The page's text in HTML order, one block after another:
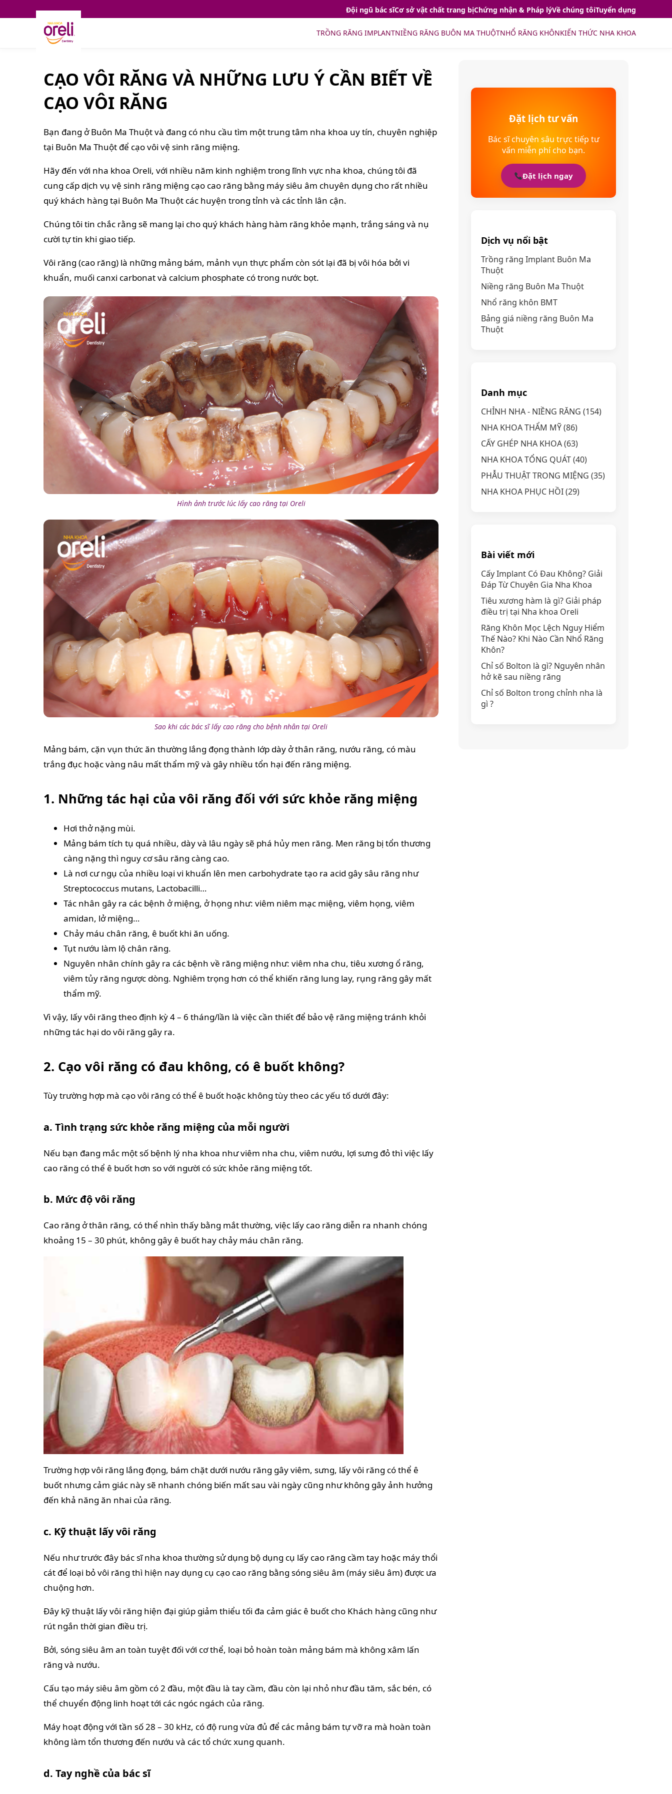
Đội ngũ bác sĩCơ sở vật chất trang bịChứng nhận & Pháp lýVề chúng tôiTuyển dụng
TRỒNG RĂNG IMPLANTNIỀNG RĂNG BUÔN MA THUỘTNHỔ RĂNG KHÔNKIẾN THỨC NHA KHOA
CẠO VÔI RĂNG VÀ NHỮNG LƯU Ý CẦN BIẾT VỀ
CẠO VÔI RĂNG
Bạn đang ở Buôn Ma Thuột và đang có nhu cầu tìm một trung tâm nha khoa uy tín, chuyên nghiệp
tại Buôn Ma Thuột để cạo vôi vệ sinh răng miệng.
Hãy đến với nha khoa Oreli, với nhiều năm kinh nghiệm trong lĩnh vực nha khoa, chúng tôi đã
cung cấp dịch vụ vệ sinh răng miệng cạo cao răng bằng máy siêu âm chuyên dụng cho rất nhiều
quý khách hàng tại Buôn Ma Thuột các huyện trong tỉnh và các tỉnh lân cận.
Chúng tôi tin chắc rằng sẽ mang lại cho quý khách hàng hàm răng khỏe mạnh, trắng sáng và nụ
cười tự tin khi giao tiếp.
Vôi răng (cao răng) là những mảng bám, mảnh vụn thực phẩm còn sót lại đã bị vôi hóa bởi vi
khuẩn, muối canxi carbonat và calcium phosphate có trong nước bọt.
Hình ảnh trước lúc lấy cao răng tại Oreli
Sao khi các bác sĩ lấy cao răng cho bệnh nhân tại Oreli
Mảng bám, cặn vụn thức ăn thường lắng đọng thành lớp dày ở thân răng, nướu răng, có màu
trắng đục hoặc vàng nâu mất thẩm mỹ và gây nhiều tổn hại đến răng miệng.
1. Những tác hại của vôi răng đối với sức khỏe răng miệng
Hơi thở nặng mùi.
Mảng bám tích tụ quá nhiều, dày và lâu ngày sẽ phá hủy men răng. Men răng bị tổn thương
càng nặng thì nguy cơ sâu răng càng cao.
Là nơi cư ngụ của nhiều loại vi khuẩn lên men carbohydrate tạo ra acid gây sâu răng như
Streptococcus mutans, Lactobacilli…
Tác nhân gây ra các bệnh ở miệng, ở họng như: viêm niêm mạc miệng, viêm họng, viêm
amidan, lở miệng…
Chảy máu chân răng, ê buốt khi ăn uống.
Tụt nướu làm lộ chân răng.
Nguyên nhân chính gây ra các bệnh về răng miệng như: viêm nha chu, tiêu xương ổ răng,
viêm tủy răng ngược dòng. Nghiêm trọng hơn có thể khiến răng lung lay, rụng răng gây mất
thẩm mỹ.
Vì vậy, lấy vôi răng theo định kỳ 4 – 6 tháng/lần là việc cần thiết để bảo vệ răng miệng tránh khỏi
những tác hại do vôi răng gây ra.
2. Cạo vôi răng có đau không, có ê buốt không?
Tùy trường hợp mà cạo vôi răng có thể ê buốt hoặc không tùy theo các yếu tố dưới đây:
a. Tình trạng sức khỏe răng miệng của mỗi người
Nếu bạn đang mắc một số bệnh lý nha khoa như viêm nha chu, viêm nướu, lợi sưng đỏ thì việc lấy
cao răng có thể ê buốt hơn so với người có sức khỏe răng miệng tốt.
b. Mức độ vôi răng
Cao răng ở thân răng, có thể nhìn thấy bằng mắt thường, việc lấy cao răng diễn ra nhanh chóng
khoảng 15 – 30 phút, không gây ê buốt hay chảy máu chân răng.
Trường hợp vôi răng lắng đọng, bám chặt dưới nướu răng gây viêm, sưng, lấy vôi răng có thể ê
buốt nhưng cảm giác này sẽ nhanh chóng biến mất sau vài ngày cũng như không gây ảnh hưởng
đến khả năng ăn nhai của răng.
c. Kỹ thuật lấy vôi răng
Nếu như trước đây bác sĩ nha khoa thường sử dụng bộ dụng cụ lấy cao răng cầm tay hoặc máy thổi
cát để loại bỏ vôi răng thì hiện nay dụng cụ cạo cao răng bằng sóng siêu âm (máy siêu âm) được ưa
chuộng hơn.
Đây kỹ thuật lấy vôi răng hiện đại giúp giảm thiểu tối đa cảm giác ê buốt cho Khách hàng cũng như
rút ngắn thời gian điều trị.
Bởi, sóng siêu âm an toàn tuyệt đối với cơ thể, loại bỏ hoàn toàn mảng bám mà không xâm lấn
răng và nướu.
Cấu tạo máy siêu âm gồm có 2 đầu, một đầu là tay cầm, đầu còn lại nhỏ như đầu tăm, sắc bén, có
thể chuyển động linh hoạt tới các ngóc ngách của răng.
Máy hoạt động với tần số 28 – 30 kHz, có độ rung vừa đủ để các mảng bám tự vỡ ra mà hoàn toàn
không làm tổn thương đến nướu và các tổ chức xung quanh.
d. Tay nghề của bác sĩ
Đặt lịch tư vấn
Bác sĩ chuyên sâu trực tiếp tư
vấn miễn phí cho bạn.
Đặt lịch ngay
Dịch vụ nổi bật
Trồng răng Implant Buôn Ma
Thuột
Niềng răng Buôn Ma Thuột
Nhổ răng khôn BMT
Bảng giá niềng răng Buôn Ma
Thuột
Danh mục
CHỈNH NHA - NIỀNG RĂNG (154)
NHA KHOA THẨM MỸ(86)
CẤY GHÉP NHA KHOA(63)
NHA KHOA TỔNG QUÁT(40)
PHẪU THUẬT TRONG MIỆNG (35)
NHA KHOA PHỤC HỒI(29)
Bài viết mới
Cấy Implant Có Đau Không? Giải
Đáp Từ Chuyên Gia Nha Khoa
Tiêu xương hàm là gì? Giải pháp
điều trị tại Nha khoa Oreli
Răng Khôn Mọc Lệch Nguy Hiểm
Thế Nào? Khi Nào Cần Nhổ Răng
Khôn?
Chỉ số Bolton là gì? Nguyên nhân
hở kẽ sau niềng răng
Chỉ số Bolton trong chỉnh nha là
gì ?